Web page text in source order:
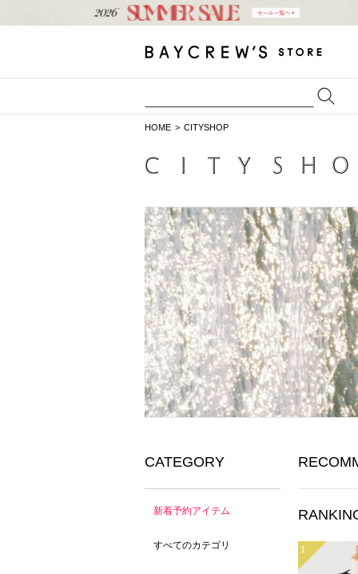
HOME CITYSHOP
CATEGORY
新着予約アイテム
すべてのカテゴリ 1